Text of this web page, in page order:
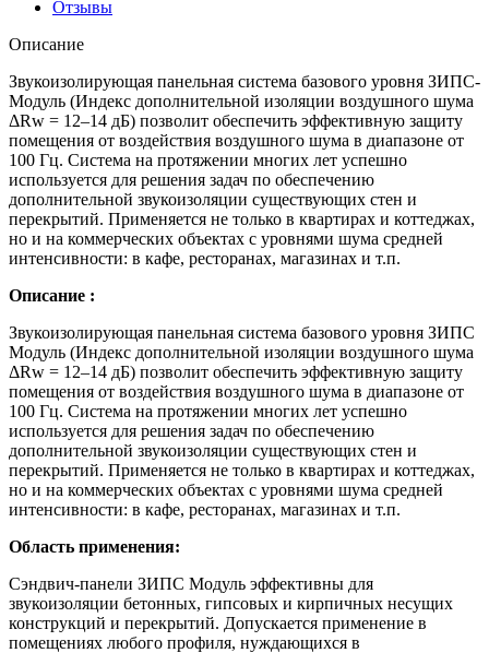
Отзывы
Описание
Звукоизолирующая панельная система базового уровня ЗИПС-
Модуль (Индекс дополнительной изоляции воздушного шума
ΔRw = 12–14 дБ) позволит обеспечить эффективную защиту
помещения от воздействия воздушного шума в диапазоне от
100 Гц. Система на протяжении многих лет успешно
используется для решения задач по обеспечению
дополнительной звукоизоляции существующих стен и
перекрытий. Применяется не только в квартирах и коттеджах,
но и на коммерческих объектах с уровнями шума средней
интенсивности: в кафе, ресторанах, магазинах и т.п.
Описание :
Звукоизолирующая панельная система базового уровня ЗИПС
Модуль (Индекс дополнительной изоляции воздушного шума
ΔRw = 12–14 дБ) позволит обеспечить эффективную защиту
помещения от воздействия воздушного шума в диапазоне от
100 Гц. Система на протяжении многих лет успешно
используется для решения задач по обеспечению
дополнительной звукоизоляции существующих стен и
перекрытий. Применяется не только в квартирах и коттеджах,
но и на коммерческих объектах с уровнями шума средней
интенсивности: в кафе, ресторанах, магазинах и т.п.
Область применения:
Сэндвич-панели ЗИПС Модуль эффективны для
звукоизоляции бетонных, гипсовых и кирпичных несущих
конструкций и перекрытий. Допускается применение в
помещениях любого профиля, нуждающихся в